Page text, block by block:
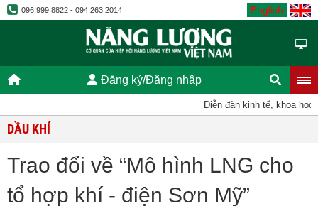
096.999.8822 - 094.263.2014 English
Đăng ký/Đăng nhập
Diễn đàn kinh tế, khoa học,
DẦU KHÍ
Trao đổi về “Mô hình LNG cho
tổ hợp khí - điện Sơn Mỹ”